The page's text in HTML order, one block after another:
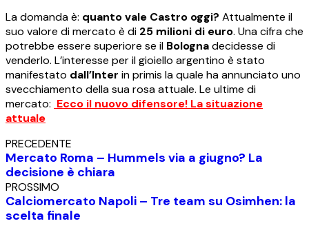
La domanda è: quanto vale Castro oggi? Attualmente il
suo valore di mercato è di 25 milioni di euro. Una cifra che
potrebbe essere superiore se il Bolognadecidesse di
venderlo. L’interesse per il gioiello argentino è stato
manifestato dall’Inter in primis la quale ha annunciato uno
svecchiamento della sua rosa attuale. Le ultime di
mercato: Ecco il nuovo difensore! La situazione
attuale
PRECEDENTE
Mercato Roma – Hummels via a giugno? La
decisione è chiara
PROSSIMO
Calciomercato Napoli – Tre team su Osimhen: la
scelta finale